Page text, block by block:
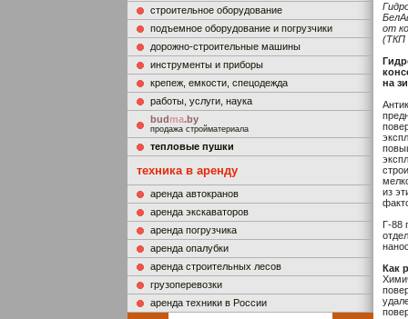
строительное оборудование
подъемное оборудование и погрузчики
дорожно-строительные машины
инструменты и приборы
крепеж, емкости, спецодежда
работы, услуги, наука
budma.by
продажа стройматериала
тепловые пушки
техника в аренду
аренда автокранов
аренда экскаваторов
аренда погрузчика
аренда опалубки
аренда строительных лесов
грузоперевозки
аренда техники в России
от
(ТКП
на
из
Г-88
Как